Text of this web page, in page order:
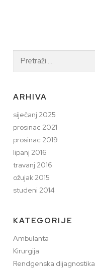
Pretraži:
ARHIVA
siječanj 2025
prosinac 2021
prosinac 2019
lipanj 2016
travanj 2016
ožujak 2015
studeni 2014
KATEGORIJE
Ambulanta
Kirurgija
Rendgenska dijagnostika